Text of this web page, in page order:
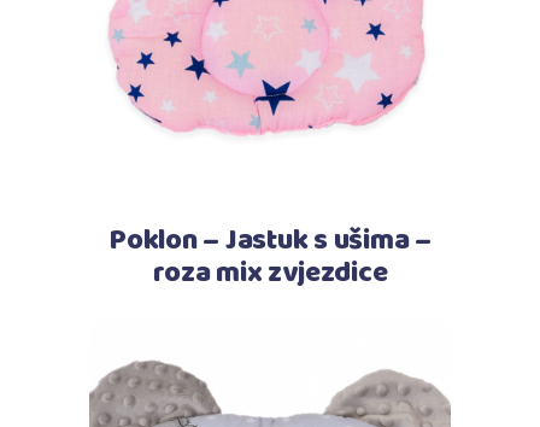
Poklon – Jastuk s ušima –
roza mix zvjezdice